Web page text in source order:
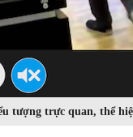
tượng trực quan, thể